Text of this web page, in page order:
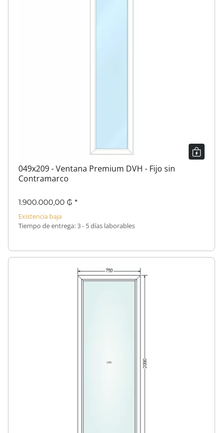
049x209 - Ventana Premium DVH - Fijo sin
Contramarco
1.900.000,00 ₲ *
Existencia baja
Tiempo de entrega:3 - 5 días laborables